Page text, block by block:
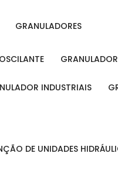
GRANULADORES
INDUSTRIAIS
DE UNIDADES